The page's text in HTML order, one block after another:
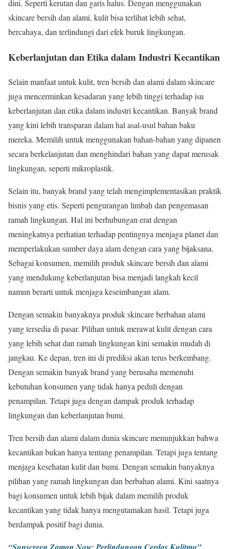
dini. Seperti kerutan dan garis halus. Dengan menggunakan
skincare bersih dan alami, kulit bisa terlihat lebih sehat,
bercahaya, dan terlindungi dari efek buruk lingkungan.
Keberlanjutan dan Etika dalam Industri Kecantikan
Selain manfaat untuk kulit, tren bersih dan alami dalam skincare
juga mencerminkan kesadaran yang lebih tinggi terhadap isu
keberlanjutan dan etika dalam industri kecantikan. Banyak brand
yang kini lebih transparan dalam hal asal-usul bahan baku
mereka. Memilih untuk menggunakan bahan-bahan yang dipanen
secara berkelanjutan dan menghindari bahan yang dapat merusak
lingkungan, seperti mikroplastik.
Selain itu, banyak brand yang telah mengimplementasikan praktik
bisnis yang etis. Seperti pengurangan limbah dan pengemasan
ramah lingkungan. Hal ini berhubungan erat dengan
meningkatnya perhatian terhadap pentingnya menjaga planet dan
memperlakukan sumber daya alam dengan cara yang bijaksana.
Sebagai konsumen, memilih produk skincare bersih dan alami
yang mendukung keberlanjutan bisa menjadi langkah kecil
namun berarti untuk menjaga keseimbangan alam.
Dengan semakin banyaknya produk skincare berbahan alami
yang tersedia di pasar. Pilihan untuk merawat kulit dengan cara
yang lebih sehat dan ramah lingkungan kini semakin mudah di
jangkau. Ke depan, tren ini di prediksi akan terus berkembang.
Dengan semakin banyak brand yang berusaha memenuhi
kebutuhan konsumen yang tidak hanya peduli dengan
penampilan. Tetapi juga dengan dampak produk terhadap
lingkungan dan keberlanjutan bumi.
Tren bersih dan alami dalam dunia skincare menunjukkan bahwa
kecantikan bukan hanya tentang penampilan. Tetapi juga tentang
menjaga kesehatan kulit dan bumi. Dengan semakin banyaknya
pilihan yang ramah lingkungan dan berbahan alami. Kini saatnya
bagi konsumen untuk lebih bijak dalam memilih produk
kecantikan yang tidak hanya mengutamakan hasil. Tetapi juga
berdampak positif bagi dunia.